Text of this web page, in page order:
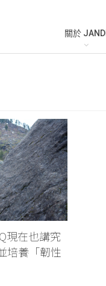
關於 JANDI
現在也講究
培養「韌性